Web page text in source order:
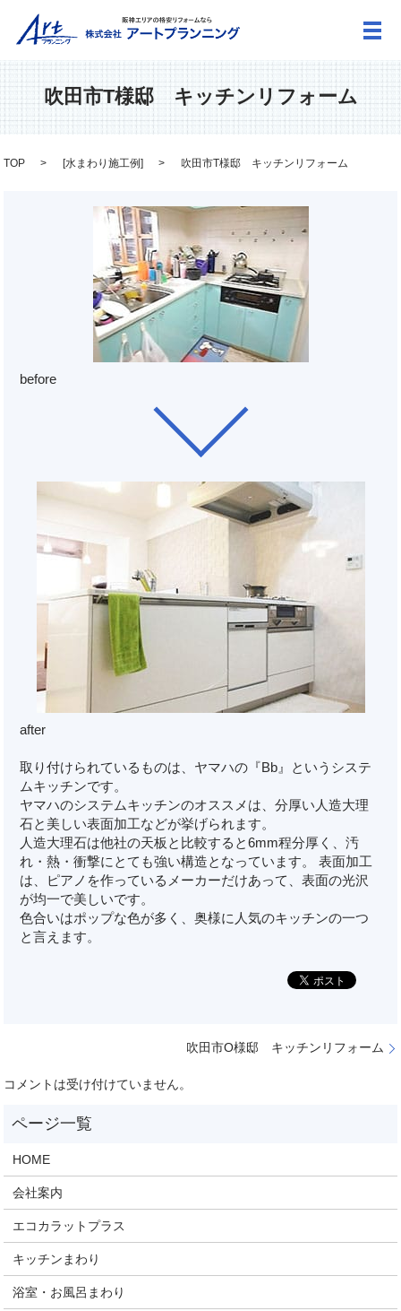
メ
吹田市T様邸 キッチンリフォーム
TOP [水まわり施工例] 吹田市T様邸 キッチンリフォーム
before
after
取り付けられているものは、ヤマハの『Bb』というシステ
ムキッチンです。
ヤマハのシステムキッチンのオススメは、分厚い人造大理
石と美しい表面加工などが挙げられます。
人造大理石は他社の天板と比較すると6mm程分厚く、汚
れ・熱・衝撃にとても強い構造となっています。 表面加工
は、ピアノを作っているメーカーだけあって、表面の光沢
が均一で美しいです。
色合いはポップな色が多く、奥様に人気のキッチンの一つ
と言えます。
吹田市O様邸 キッチンリフォーム
コメントは受け付けていません。
HOME
会社案内
エコカラットプラス
キッチンまわり
浴室・お風呂まわり